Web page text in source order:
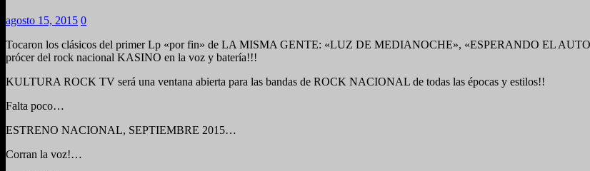
agosto 15, 2015 0
Tocaron los clásicos del primer Lp «por fin» de LA MISMA GENTE: «LUZ DE MEDIANOCHE», «ESPERANDO EL
prócer del rock nacional KASINO en la voz y batería!!!
KULTURA ROCK TV será una ventana abierta para las bandas de ROCK NACIONAL de todas las épocas y estilos!!
Falta poco…
ESTRENO NACIONAL, SEPTIEMBRE 2015…
Corran la voz!…